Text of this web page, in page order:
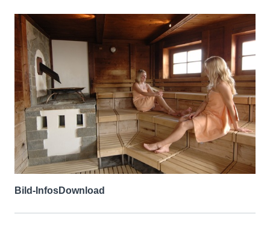
Bild-InfosDownload